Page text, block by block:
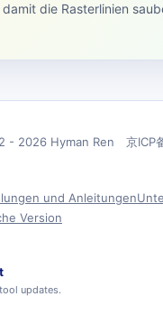
die Rasterlinien
- 2026 Hyman Ren 京ICP
und Anleitungen
Version
updates.